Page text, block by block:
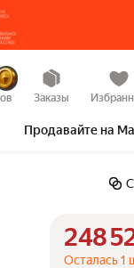
Заказы
Продавайте на
248
Осталась 1